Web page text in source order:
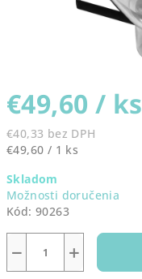
€49,60 / ks
€40,33 bez DPH
Jednotková
€49,60 / 1 ks
Skladom
Možnosti doručenia
Kód: 90263
+
−